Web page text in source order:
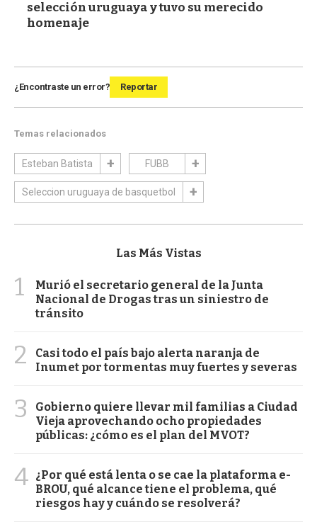
selección uruguaya y tuvo su merecido
homenaje
¿Encontraste un error? Reportar
Temas relacionados
Esteban Batista FUBB
Seleccion uruguaya de basquetbol
Las Más Vistas
1
Murió el secretario general de la Junta
Nacional de Drogas tras un siniestro de
tránsito
2
Casi todo el país bajo alerta naranja de
Inumet por tormentas muy fuertes y severas
3
Gobierno quiere llevar mil familias a Ciudad
Vieja aprovechando ocho propiedades
públicas: ¿cómo es el plan del MVOT?
4 ¿Por qué está lenta o se cae la plataforma e-
BROU, qué alcance tiene el problema, qué
riesgos hay y cuándo se resolverá?